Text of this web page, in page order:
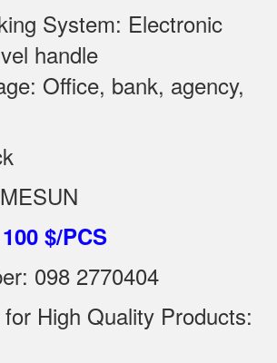
System: Electronic
handle
Office, bank, agency,
$/PCS
098 2770404
High Quality Products: